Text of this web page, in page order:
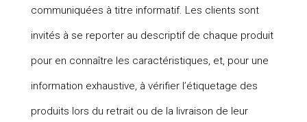
communiquées à titre informatif. Les clients sont
invités à se reporter au descriptif de chaque produit
pour en connaître les caractéristiques, et, pour une
information exhaustive, à vérifier l’étiquetage des
produits lors du retrait ou de la livraison de leur